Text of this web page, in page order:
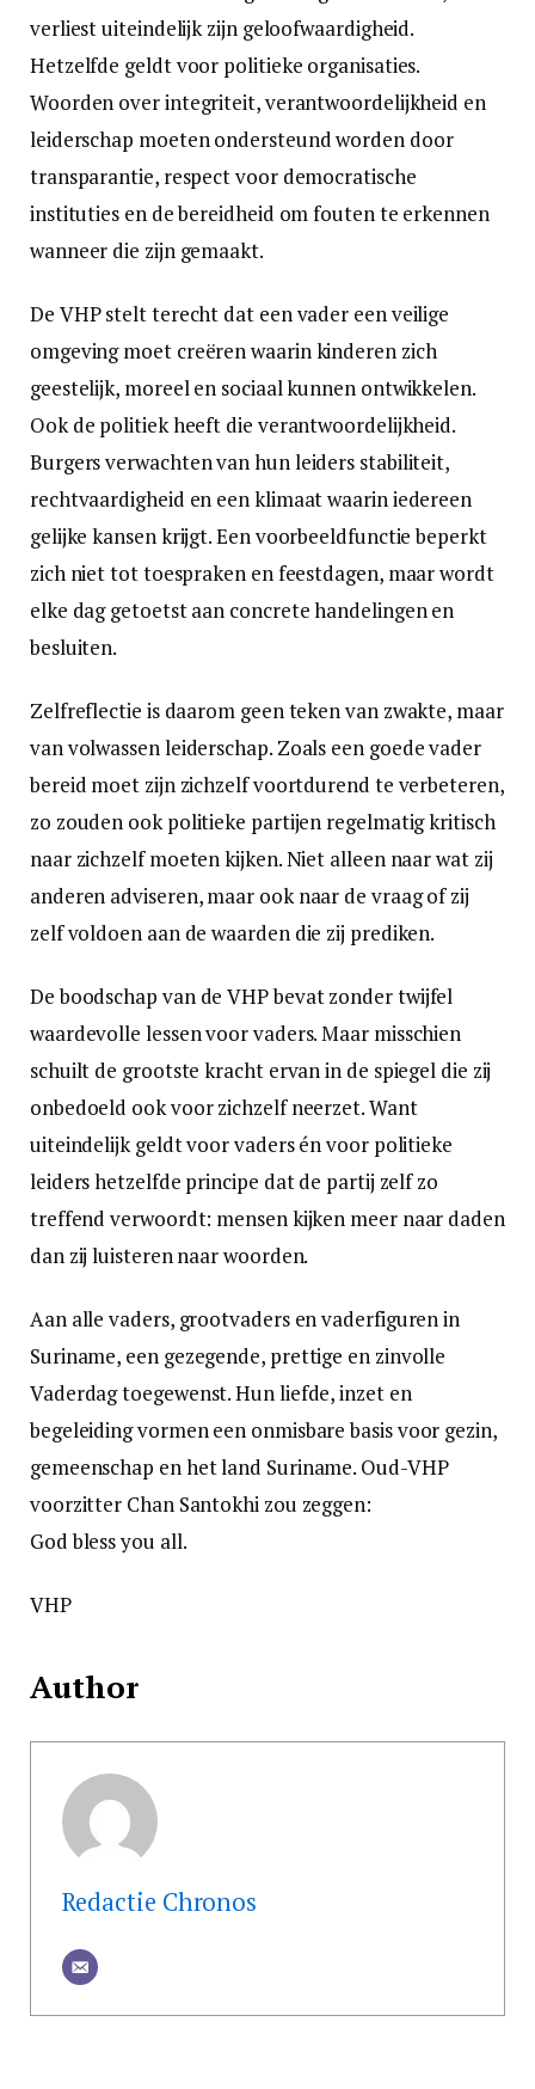
verliest uiteindelijk zijn geloofwaardigheid.
Hetzelfde geldt voor politieke organisaties.
Woorden over integriteit, verantwoordelijkheid en
leiderschap moeten ondersteund worden door
transparantie, respect voor democratische
instituties en de bereidheid om fouten te erkennen
wanneer die zijn gemaakt.
De VHP stelt terecht dat een vader een veilige
omgeving moet creëren waarin kinderen zich
geestelijk, moreel en sociaal kunnen ontwikkelen.
Ook de politiek heeft die verantwoordelijkheid.
Burgers verwachten van hun leiders stabiliteit,
rechtvaardigheid en een klimaat waarin iedereen
gelijke kansen krijgt. Een voorbeeldfunctie beperkt
zich niet tot toespraken en feestdagen, maar wordt
elke dag getoetst aan concrete handelingen en
besluiten.
Zelfreflectie is daarom geen teken van zwakte, maar
van volwassen leiderschap. Zoals een goede vader
bereid moet zijn zichzelf voortdurend te verbeteren,
zo zouden ook politieke partijen regelmatig kritisch
naar zichzelf moeten kijken. Niet alleen naar wat zij
anderen adviseren, maar ook naar de vraag of zij
zelf voldoen aan de waarden die zij prediken.
De boodschap van de VHP bevat zonder twijfel
waardevolle lessen voor vaders. Maar misschien
schuilt de grootste kracht ervan in de spiegel die zij
onbedoeld ook voor zichzelf neerzet. Want
uiteindelijk geldt voor vaders én voor politieke
leiders hetzelfde principe dat de partij zelf zo
treffend verwoordt: mensen kijken meer naar daden
dan zij luisteren naar woorden.
Aan alle vaders, grootvaders en vaderfiguren in
Suriname, een gezegende, prettige en zinvolle
Vaderdag toegewenst. Hun liefde, inzet en
begeleiding vormen een onmisbare basis voor gezin,
gemeenschap en het land Suriname. Oud-VHP
voorzitter Chan Santokhi zou zeggen:
God bless you all.
VHP
Author
Redactie Chronos